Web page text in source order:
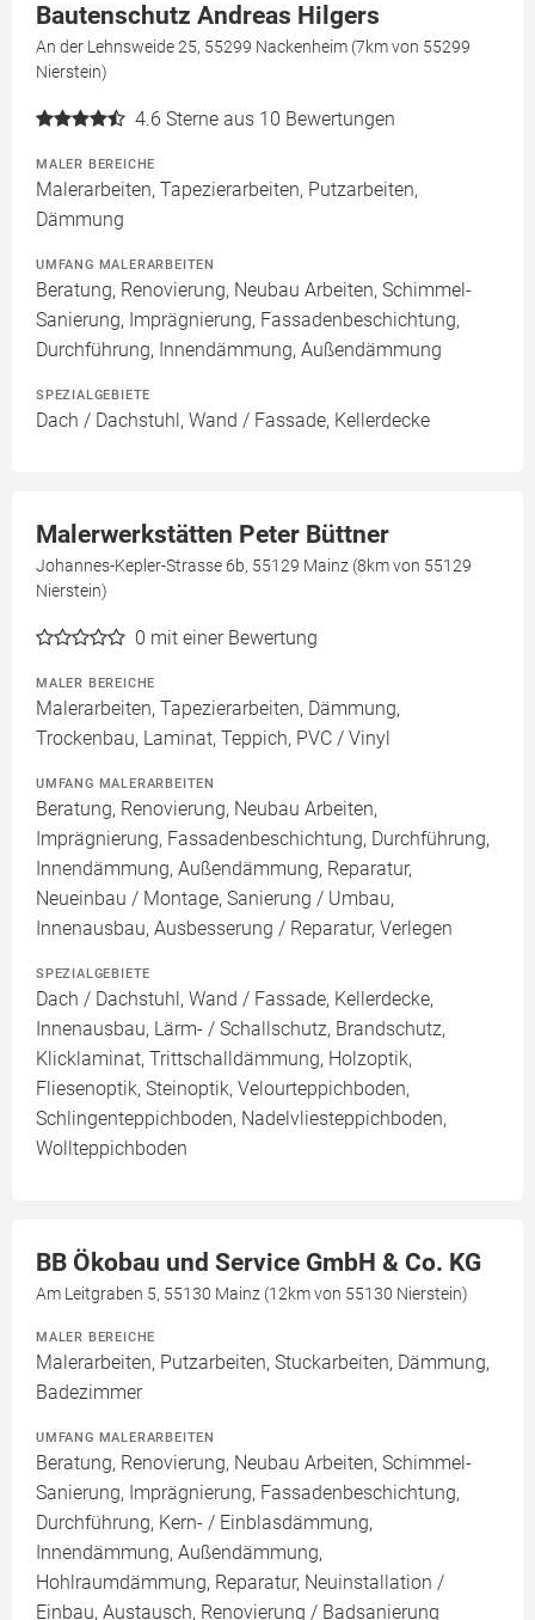
Bautenschutz Andreas Hilgers
An der Lehnsweide 25, 55299 Nackenheim (7km von 55299
Nierstein)
4.6 Sterne aus 10 Bewertungen
MALER BEREICHE
Malerarbeiten, Tapezierarbeiten, Putzarbeiten,
Dämmung
UMFANG MALERARBEITEN
Beratung, Renovierung, Neubau Arbeiten, Schimmel-
Sanierung, Imprägnierung, Fassadenbeschichtung,
Durchführung, Innendämmung, Außendämmung
SPEZIALGEBIETE
Dach / Dachstuhl, Wand / Fassade, Kellerdecke
Malerwerkstätten Peter Büttner
Johannes-Kepler-Strasse 6b, 55129 Mainz (8km von 55129
Nierstein)
0 mit einer Bewertung
MALER BEREICHE
Malerarbeiten, Tapezierarbeiten, Dämmung,
Trockenbau, Laminat, Teppich, PVC / Vinyl
UMFANG MALERARBEITEN
Beratung, Renovierung, Neubau Arbeiten,
Imprägnierung, Fassadenbeschichtung, Durchführung,
Innendämmung, Außendämmung, Reparatur,
Neueinbau / Montage, Sanierung / Umbau,
Innenausbau, Ausbesserung / Reparatur, Verlegen
SPEZIALGEBIETE
Dach / Dachstuhl, Wand / Fassade, Kellerdecke,
Innenausbau, Lärm- / Schallschutz, Brandschutz,
Klicklaminat, Trittschalldämmung, Holzoptik,
Fliesenoptik, Steinoptik, Velourteppichboden,
Schlingenteppichboden, Nadelvliesteppichboden,
Wollteppichboden
BB Ökobau und Service GmbH & Co. KG
Am Leitgraben 5, 55130 Mainz (12km von 55130 Nierstein)
MALER BEREICHE
Malerarbeiten, Putzarbeiten, Stuckarbeiten, Dämmung,
Badezimmer
UMFANG MALERARBEITEN
Beratung, Renovierung, Neubau Arbeiten, Schimmel-
Sanierung, Imprägnierung, Fassadenbeschichtung,
Durchführung, Kern- / Einblasdämmung,
Innendämmung, Außendämmung,
Hohlraumdämmung, Reparatur, Neuinstallation /
Einbau, Austausch, Renovierung / Badsanierung